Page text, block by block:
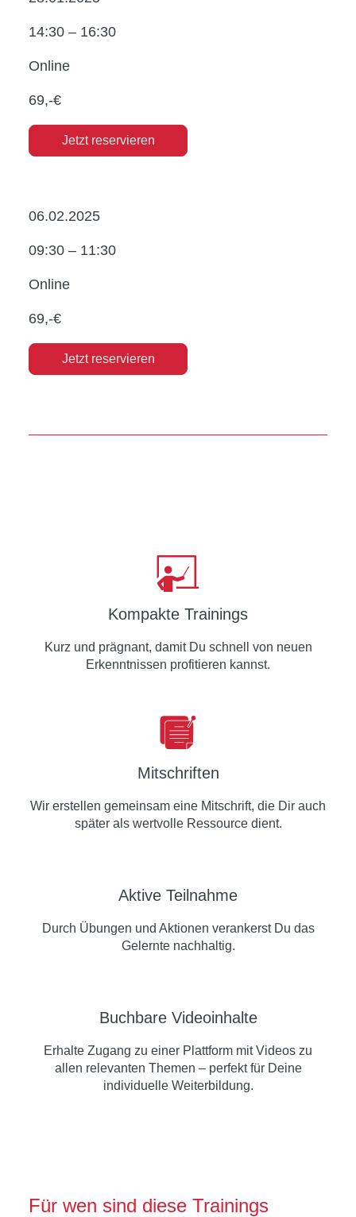
14:30 – 16:30
Online
69,-€
Jetzt reservieren
06.02.2025
09:30 – 11:30
Online
69,-€
Jetzt reservieren
Kompakte Trainings
Kurz und prägnant, damit Du schnell von neuen
Erkenntnissen profitieren kannst.
Mitschriften
Wir erstellen gemeinsam eine Mitschrift, die Dir auch
später als wertvolle Ressource dient.
Aktive Teilnahme
Durch Übungen und Aktionen verankerst Du das
Gelernte nachhaltig.
Buchbare Videoinhalte
Erhalte Zugang zu einer Plattform mit Videos zu
allen relevanten Themen – perfekt für Deine
individuelle Weiterbildung.
Für wen sind diese Trainings